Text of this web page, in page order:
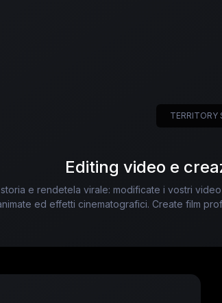
Editing video e
e rendetela virale: modificate i vostri
ed effetti cinematografici. Create film
TERRITORY